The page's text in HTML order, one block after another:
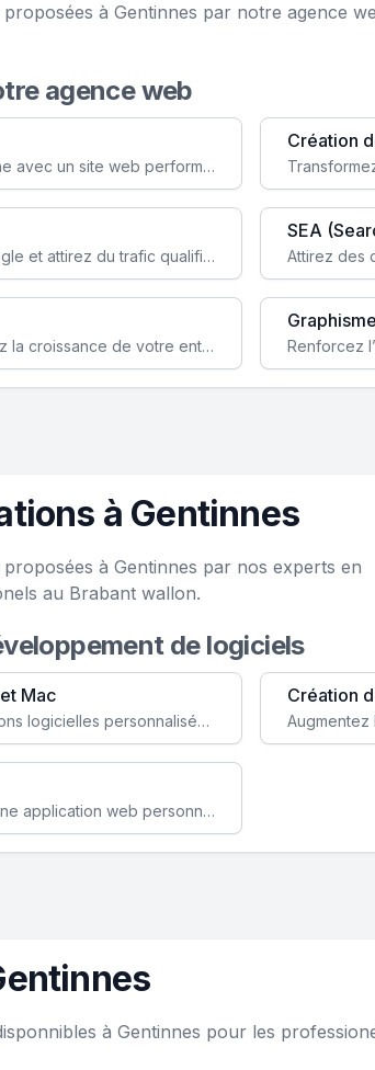
à Gentinnes par notre agence
agence web
Augmentez votre visibilité et crédibilité en ligne avec un site web performant, conçu pour attirer plus de clients.
Création
Boostez la visibilité de votre site web sur Google et attirez du trafic qualifié grâce à nos stratégies SEO.
SEA
Augmentez votre notoriété en ligne et stimulez la croissance de votre entreprise grâce à une stratégie sociale sur mesure.
Graphisme
à Gentinnes
à Gentinnes par nos experts en
au Brabant wallon.
de logiciels
Mac
Faites évoluer votre business avec des solutions logicielles personnalisées, parfaitement adaptées à vos besoins spécifiques.
Création
Améliorez l'efficacité de votre société avec une application web personnalisée accessible partout et tout le temps.
à Gentinnes pour les